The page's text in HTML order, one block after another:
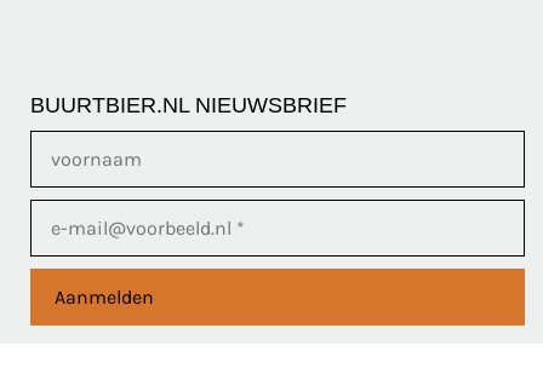
BUURTBIER.NL NIEUWSBRIEF
Aanmelden